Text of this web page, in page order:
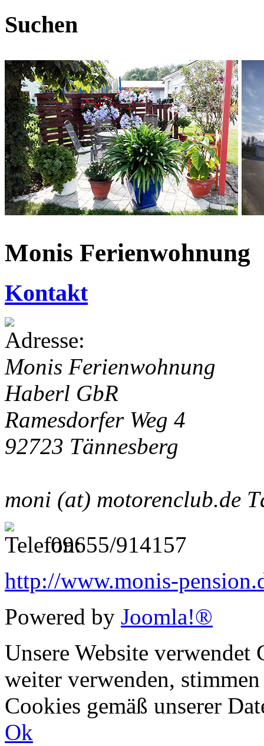
Suchen
Monis Ferienwohnung
Kontakt
Monis Ferienwohnung
Haberl GbR
Ramesdorfer Weg 4
92723 Tännesberg
moni (at) motorenclub.de
09655/914157
http://www.monis-
Powered by Joomla!®
Unsere Website verwendet
weiter verwenden,
Cookies gemäß unserer
Ok